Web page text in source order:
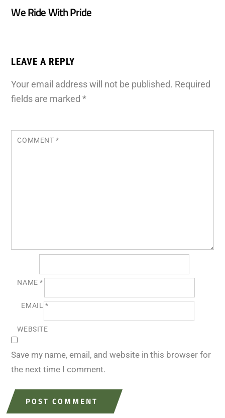
We Ride With Pride
LEAVE A REPLY
Your email address will not be published. Required
fields are marked*
COMMENT *
NAME*
EMAIL *
WEBSITE
Save my name, email, and website in this browser for
the next time I comment.